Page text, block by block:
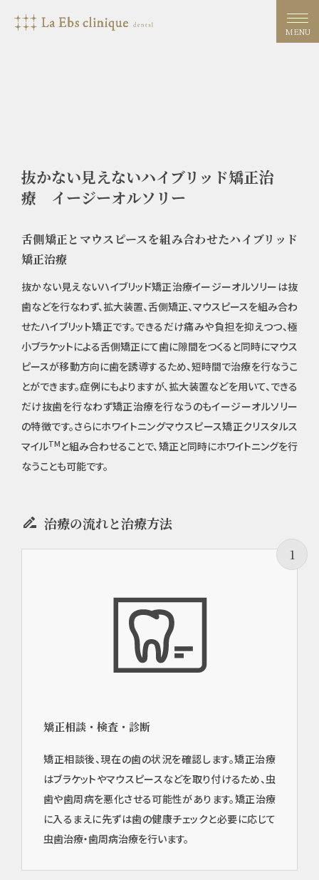
MENU
抜かない見えないハイブリッド矯正治
療 イージーオルソリー
舌側矯正とマウスピースを組み合わせたハイブリッド
矯正治療
抜かない見えないハイブリッド矯正治療イージーオルソリーは抜
歯などを行なわず、拡大装置、舌側矯正、マウスピースを組み合わ
せたハイブリット矯正です。できるだけ痛みや負担を抑えつつ、極
小ブラケットによる舌側矯正にて歯に隙間をつくると同時にマウス
ピースが移動方向に歯を誘導するため、短時間で治療を行なうこ
とができます。症例にもよりますが、拡大装置などを用いて、できる
だけ抜歯を行なわず矯正治療を行なうのもイージーオルソリー
の特徴です。さらにホワイトニングマウスピース矯正クリスタルス
マイルTM と組み合わせることで、矯正と同時にホワイトニングを行
なうことも可能です。
drive_file_rename_outline 治療の流れと治療方法
1
矯正相談・検査・診断
矯正相談後、現在の歯の状況を確認します。矯正治療
はブラケットやマウスピースなどを取り付けるため、虫
歯や歯周病を悪化させる可能性があります。矯正治療
に入るまえに先ずは歯の健康チェックと必要に応じて
虫歯治療・歯周病治療を行います。